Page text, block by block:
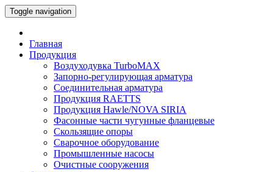
Toggle navigation
Главная
Продукция
Воздуходувка TurboMAX
Запорно-регулирующая арматура
Соединительная арматура
Продукция RAETTS
Продукция Hawle/NOVA SIRIA
Фасонные части чугунные фланцевые
Скользящие опоры
Сварочное оборудование
Промышленные насосы
Очистные сооружения